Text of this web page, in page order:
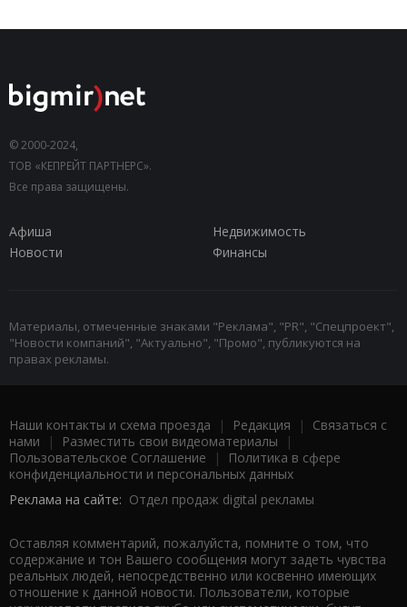
© 2000-2024,
ТОВ «КЕПРЕЙТ ПАРТНЕРС».
Все права защищены.
Афиша
Недвижимость
Новости
Финансы
Материалы, отмеченные знаками "Реклама", "PR", "Спецпроект",
"Новости компаний", "Актуально", "Промо", публикуются на
правах рекламы.
Наши контакты и схема проезда | Редакция | Связаться с
нами | Разместить свои видеоматериалы |
Пользовательское Соглашение |
Политика в сфере
конфиденциальности и персональных данных
Реклама на сайте: Отдел продаж digital рекламы
Оставляя комментарий, пожалуйста, помните о том, что
содержание и тон Вашего сообщения могут задеть чувства
реальных людей, непосредственно или косвенно имеющих
отношение к данной новости. Пользователи, которые